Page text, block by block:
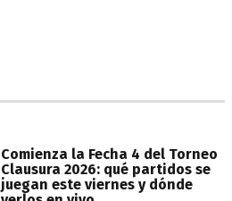
Comienza la Fecha 4 del Torneo
Clausura 2026: qué partidos se
juegan este viernes y dónde